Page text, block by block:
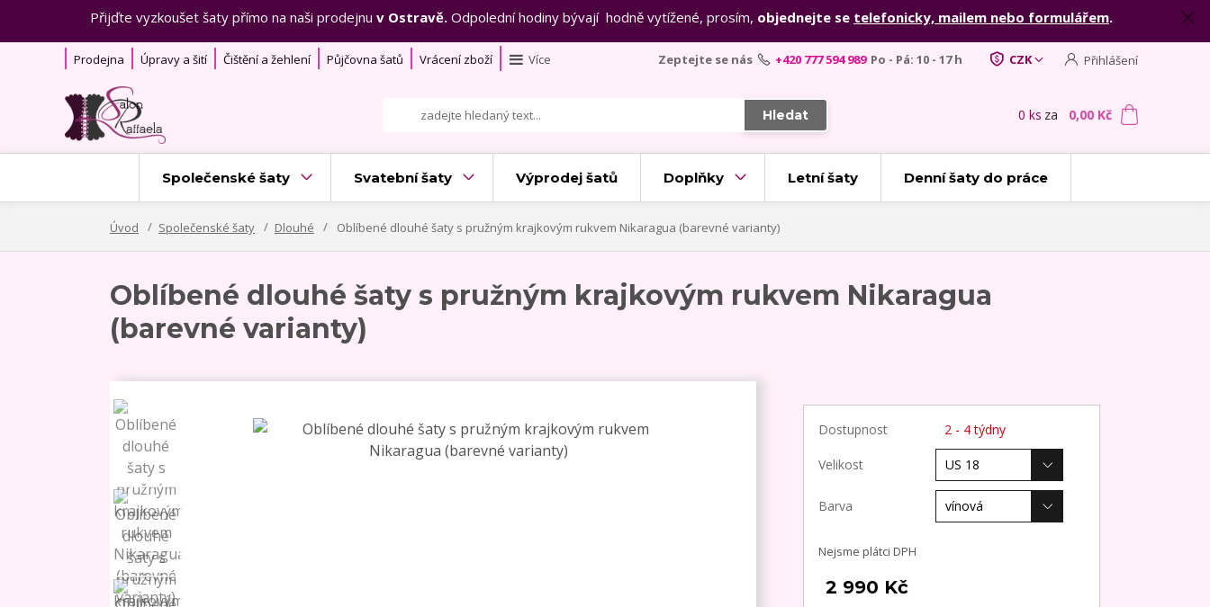
Přijďte vyzkoušet šaty přímo na naši prodejnu v Ostravě. Odpolední hodiny bývají hodně vytížené, prosím, objednejte se telefonicky, mailem nebo formulářem.
Prodejna Úpravy a šití Čištění a žehlení Půjčovna šatů Vrácení zboží Více CZK Přihlášení
Hledat
Zeptejte se nás +420 777 594 989 Po - Pá: 10 - 17 h
0 ks za 0,00 Kč
Společenské šaty Svatební šaty Výprodej šatů Doplňky Letní šaty Denní šaty do práce
Úvod Společenské šaty Dlouhé Oblíbené dlouhé šaty s pružným krajkovým rukvem Nikaragua (barevné varianty)
Oblíbené dlouhé šaty s pružným krajkovým rukvem Nikaragua
(barevné varianty)
Dostupnost 2 - 4 týdny
Velikost
Barva
Nejsme plátci DPH
2 990 Kč